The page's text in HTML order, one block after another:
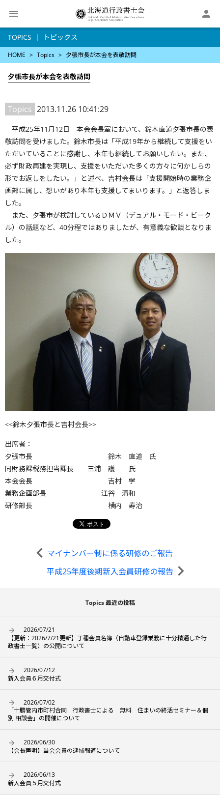

TOPICS トピックス
HOME Topics 夕張市長が本会を表敬訪問
夕張市長が本会を表敬訪問
Topics 2013.11.26 10:41:29
平成25年11月12日 本会会長室において、鈴木直道夕張市長の表
敬訪問を受けました。鈴木市長は「平成19年から継続して支援をい
ただいていることに感謝し、本年も継続してお願いしたい。また、
必ず財政再建を実現し、支援をいただいた多くの方々に何かしらの
形でお返しをしたい。」と述べ、吉村会長は「支援開始時の業務企
画部に属し、想いがあり本年も支援してまいります。」と返答しま
した。
また、夕張市が検討しているＤＭＶ（デュアル・モード・ビーク
ル）の話題など、40分程ではありましたが、有意義な歓談となりま
した。
<<鈴木夕張市長と吉村会長>>
出席者：
夕張市長 鈴木 直道 氏
同財務課税務担当課長 三浦 護 氏
本会会長 吉村 学
業務企画部長 江谷 清和
研修部長 横内 寿治
マイナンバー制に係る研修のご報告
平成25年度後期新入会員研修の報告
Topics 最近の投稿
2026/07/21
【更新：2026/7/21更新】丁種会員名簿（自動車登録業務に十分精通した行
政書士一覧）の公開について
2026/07/12
新入会員６月交付式
2026/07/02
「十勝管内市町村合同 行政書士による 無料 住まいの終活セミナー＆個
別 相談会」の開催について
2026/06/30
【会長声明】当会会員の逮捕報道について
2026/06/13
新入会員５月交付式